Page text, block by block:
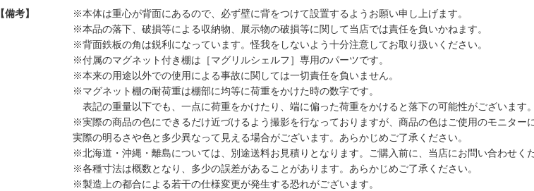
【備考】
※本体は重心が背面にあるので、必ず壁に背をつけて設置するようお願い申し上げます。
※本品の落下、破損等による収納物、展示物の破損等に関して当店では責任を負いかねます。
※背面鉄板の角は鋭利になっています。怪我をしないよう十分注意してお取り扱いください。
※付属のマグネット付き棚は［マグリルシェルフ］専用のパーツです。
※本来の用途以外での使用による事故に関しては一切責任を負いません。
※マグネット棚の耐荷重は棚部に均等に荷重をかけた時の数字です。
表記の重量以下でも、一点に荷重をかけたり、端に偏った荷重をかけると落下の可能性がございます
※実際の商品の色にできるだけ近づけるよう撮影を行なっておりますが、商品の色はご使用のモニター
実際の明るさや色と多少異なって見える場合がございます。あらかじめご了承ください。
※北海道・沖縄・離島については、別途送料お見積りとなります。ご購入前に、当店にお問い合わせく
※各種寸法は概数となり、多少の誤差があることがあります。あらかじめご了承ください。
※製造上の都合による若干の仕様変更が発生する恐れがございます。